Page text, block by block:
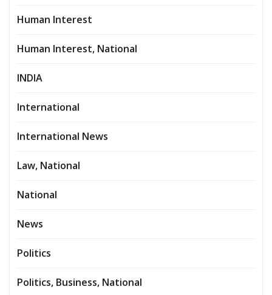
Human Interest
Human Interest, National
INDIA
International
International News
Law, National
National
News
Politics
Politics, Business, National